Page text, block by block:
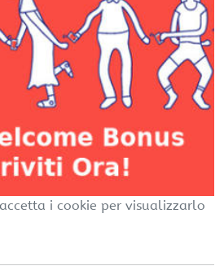
i cookie per visualizzarlo